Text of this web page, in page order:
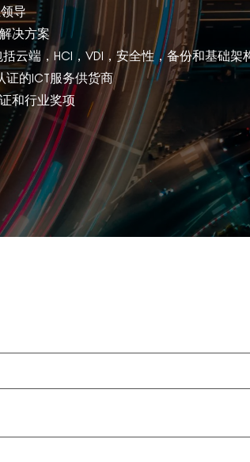
导
决方案
云端，HCI，VDI，安全性，备份和基础架
证的ICT服务供货商
和行业奖项